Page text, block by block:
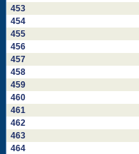
453
454
455
456
457
458
459
460
461
462
463
464